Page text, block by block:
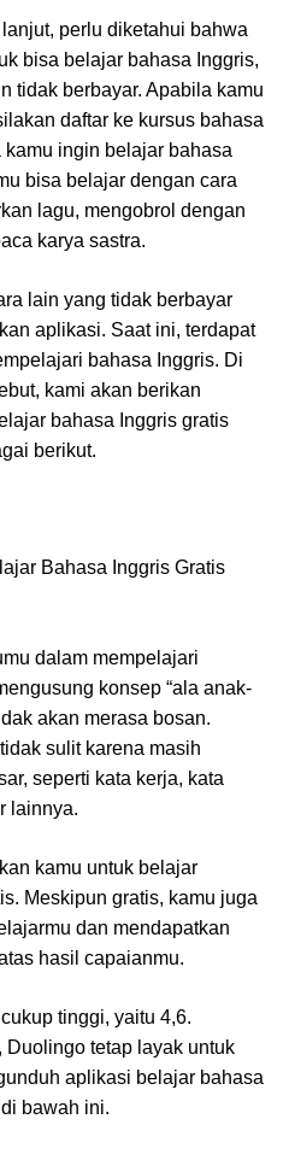
perlu diketahui bahwa
bisa belajar bahasa Inggris,
tidak berbayar. Apabila kamu
daftar ke kursus bahasa
kamu ingin belajar bahasa
bisa belajar dengan cara
lagu, mengobrol dengan
karya sastra.
lain yang tidak berbayar
aplikasi. Saat ini, terdapat
bahasa Inggris. Di
kami akan berikan
bahasa Inggris gratis
berikut.
dalam mempelajari
konsep “ala anak-
akan merasa bosan.
sulit karena masih
seperti kata kerja, kata
lainnya.
kamu untuk belajar
Meskipun gratis, kamu juga
dan mendapatkan
hasil capaianmu.
cukup tinggi, yaitu 4,6.
Duolingo tetap layak untuk
aplikasi belajar bahasa
bawah ini.